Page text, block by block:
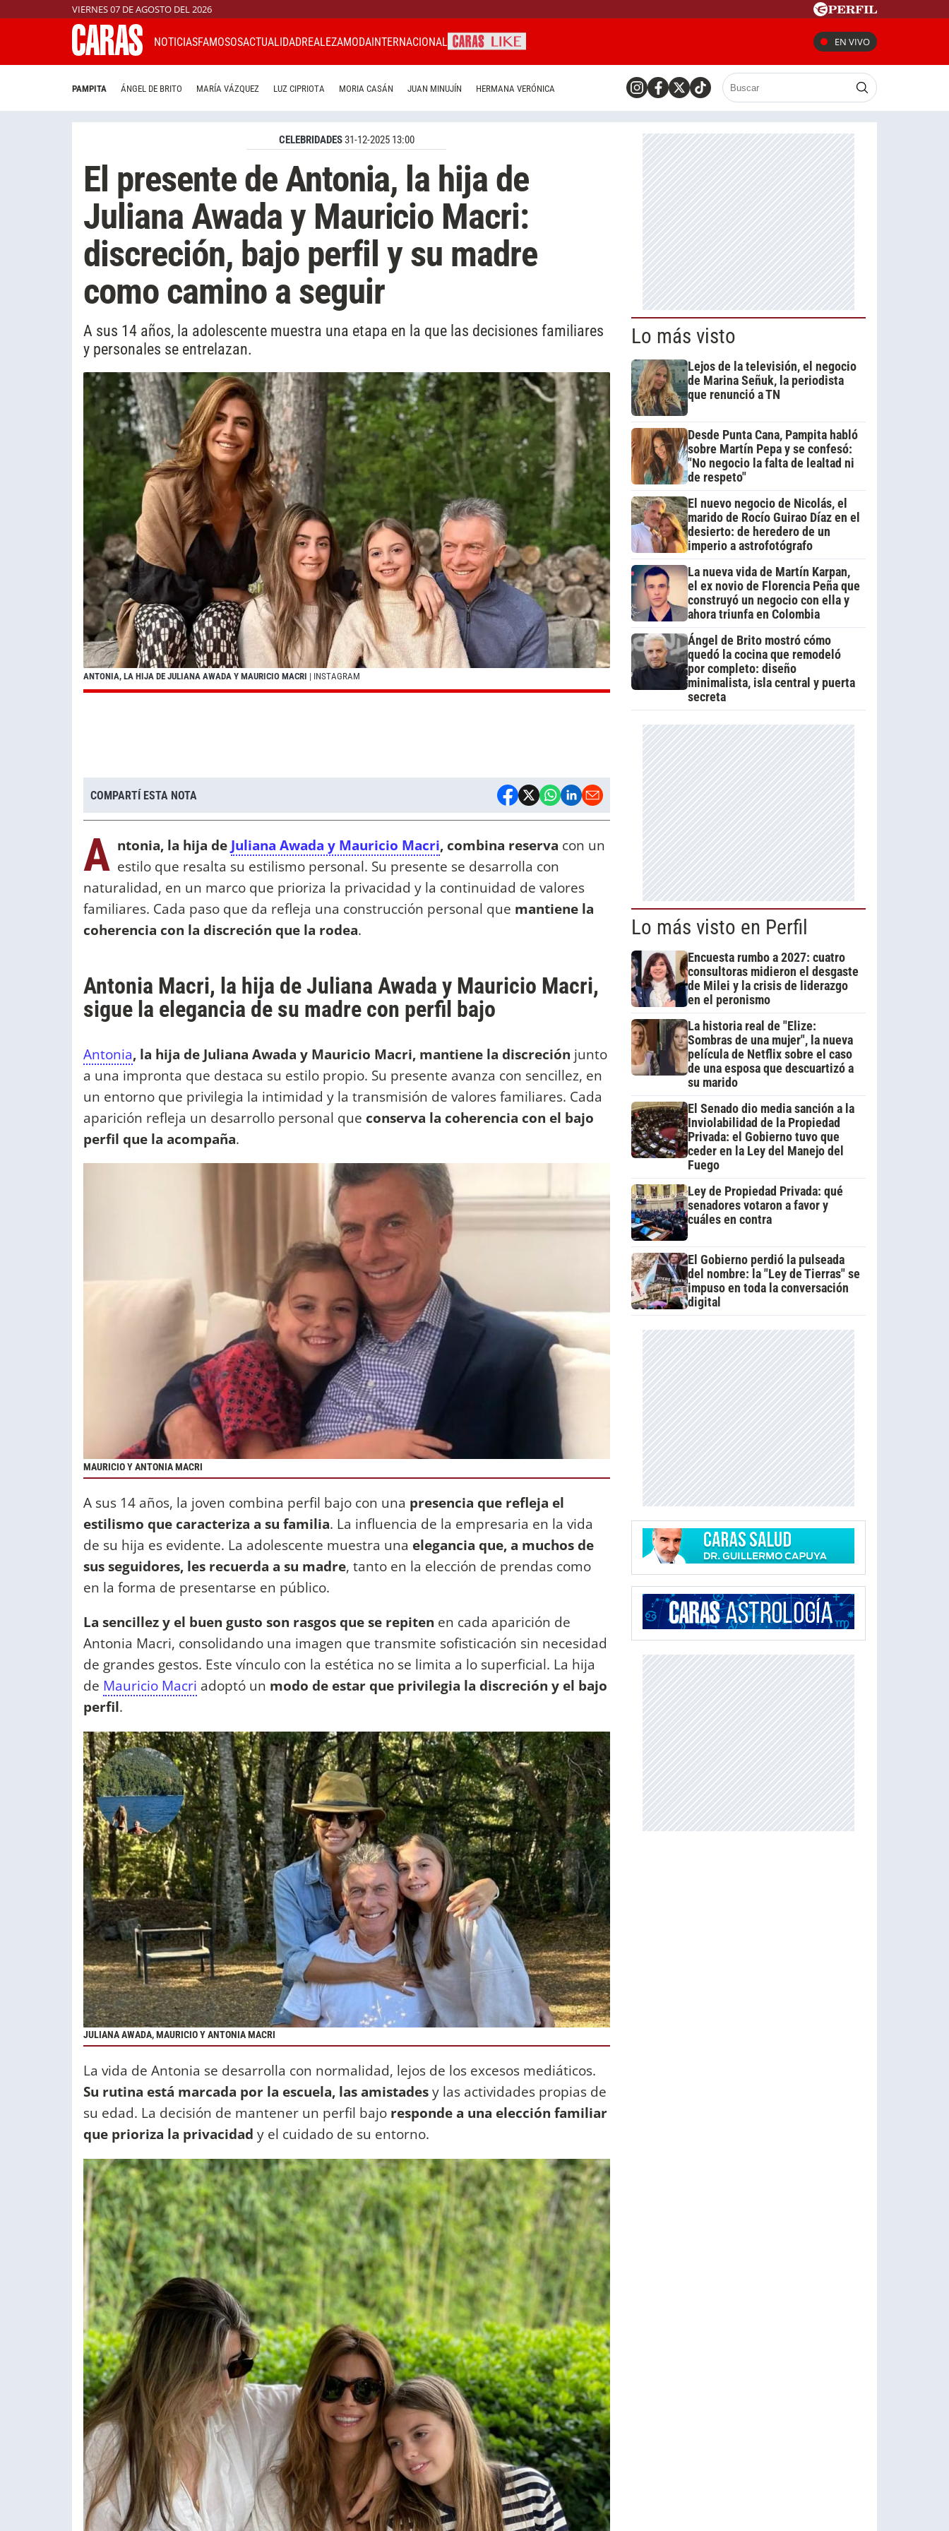
VIERNES 07 DE AGOSTO DEL 2026
NOTICIASFAMOSOSACTUALIDADREALEZAMODAINTERNACIONAL EN VIVO
PAMPITA ÁNGEL DE BRITO MARÍA VÁZQUEZ LUZ CIPRIOTA MORIA CASÁN JUAN MINUJÍN HERMANA VERÓNICA
CELEBRIDADES31-12-2025 13:00
El presente de Antonia, la hija de
Juliana Awada y Mauricio Macri:
discreción, bajo perfil y su madre
como camino a seguir
A sus 14 años, la adolescente muestra una etapa en la que las decisiones familiares
y personales se entrelazan.
ANTONIA, LA HIJA DE JULIANA AWADA Y MAURICIO MACRI | INSTAGRAM
COMPARTÍ ESTA NOTA
A ntonia, la hija de Juliana Awada y Mauricio Macri, combina reserva con un
estilo que resalta su estilismo personal. Su presente se desarrolla con
naturalidad, en un marco que prioriza la privacidad y la continuidad de valores
familiares. Cada paso que da refleja una construcción personal que mantiene la
coherencia con la discreción que la rodea.
Antonia Macri, la hija de Juliana Awada y Mauricio Macri,
sigue la elegancia de su madre con perfil bajo
Antonia, la hija de Juliana Awada y Mauricio Macri, mantiene la discreción junto
a una impronta que destaca su estilo propio. Su presente avanza con sencillez, en
un entorno que privilegia la intimidad y la transmisión de valores familiares. Cada
aparición refleja un desarrollo personal que conserva la coherencia con el bajo
perfil que la acompaña.
MAURICIO Y ANTONIA MACRI
A sus 14 años, la joven combina perfil bajo con una presencia que refleja el
estilismo que caracteriza a su familia. La influencia de la empresaria en la vida
de su hija es evidente. La adolescente muestra una elegancia que, a muchos de
sus seguidores, les recuerda a su madre, tanto en la elección de prendas como
en la forma de presentarse en público.
La sencillez y el buen gusto son rasgos que se repiten en cada aparición de
Antonia Macri, consolidando una imagen que transmite sofisticación sin necesidad
de grandes gestos. Este vínculo con la estética no se limita a lo superficial. La hija
de Mauricio Macri adoptó un modo de estar que privilegia la discreción y el bajo
perfil.
JULIANA AWADA, MAURICIO Y ANTONIA MACRI
La vida de Antonia se desarrolla con normalidad, lejos de los excesos mediáticos.
Su rutina está marcada por la escuela, las amistadesy las actividades propias de
su edad. La decisión de mantener un perfil bajo responde a una elección familiar
que prioriza la privacidad y el cuidado de su entorno.
Lo más visto
Lejos de la televisión, el negocio
de Marina Señuk, la periodista
que renunció a TN
Desde Punta Cana, Pampita habló
sobre Martín Pepa y se confesó:
"No negocio la falta de lealtad ni
de respeto"
El nuevo negocio de Nicolás, el
marido de Rocío Guirao Díaz en el
desierto: de heredero de un
imperio a astrofotógrafo
La nueva vida de Martín Karpan,
el ex novio de Florencia Peña que
construyó un negocio con ella y
ahora triunfa en Colombia
Ángel de Brito mostró cómo
quedó la cocina que remodeló
por completo: diseño
minimalista, isla central y puerta
secreta
Lo más visto en Perfil
Encuesta rumbo a 2027: cuatro
consultoras midieron el desgaste
de Milei y la crisis de liderazgo
en el peronismo
La historia real de "Elize:
Sombras de una mujer", la nueva
película de Netflix sobre el caso
de una esposa que descuartizó a
su marido
El Senado dio media sanción a la
Inviolabilidad de la Propiedad
Privada: el Gobierno tuvo que
ceder en la Ley del Manejo del
Fuego
Ley de Propiedad Privada: qué
senadores votaron a favor y
cuáles en contra
El Gobierno perdió la pulseada
del nombre: la "Ley de Tierras" se
impuso en toda la conversación
digital